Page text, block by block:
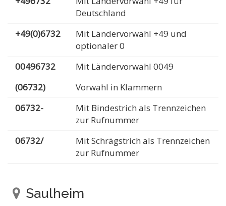
Deutschland
+49(0)6732
Mit Ländervorwahl +49 und
optionaler 0
00496732
Mit Ländervorwahl 0049
(06732)
Vorwahl in Klammern
06732-
Mit Bindestrich als Trennzeichen
zur Rufnummer
06732/
Mit Schrägstrich als Trennzeichen
zur Rufnummer
Saulheim